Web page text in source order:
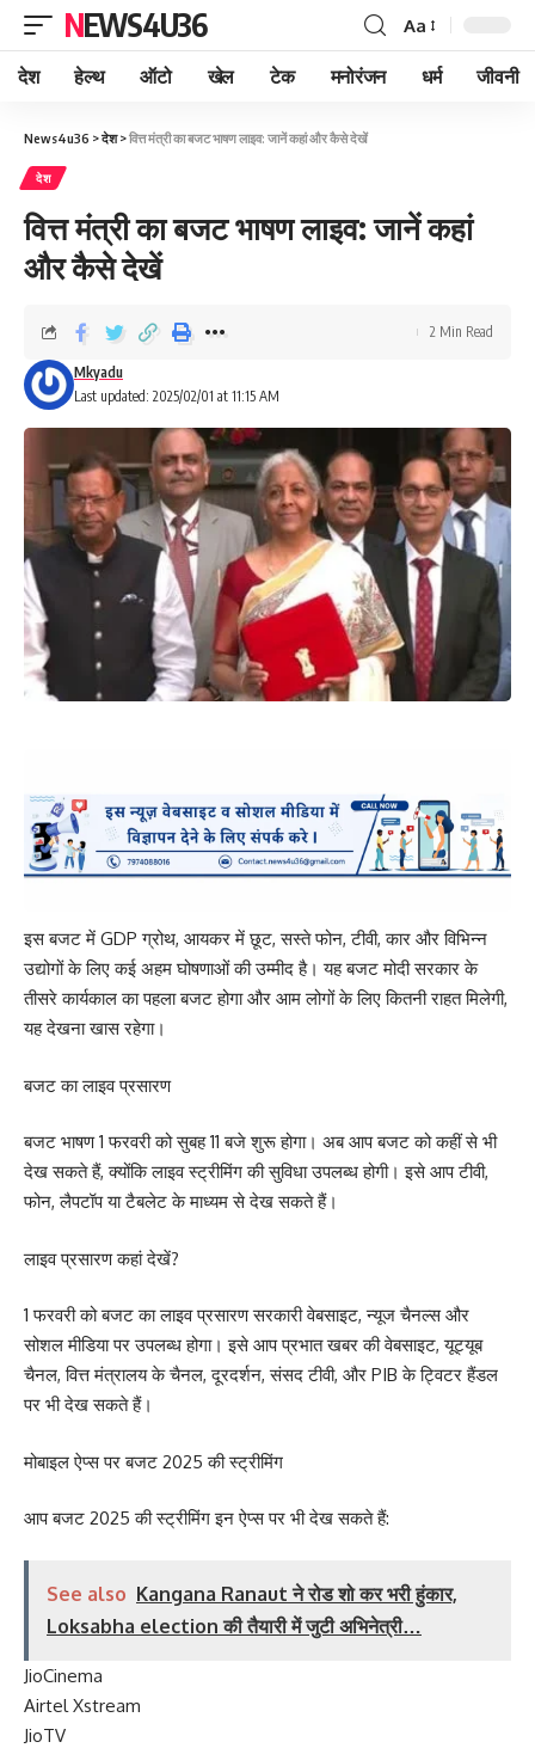
NEWS4U36 Aa
देश हेल्थ ऑटो खेल टेक मनोरंजन धर्म जीवनी
News4u36 >देश>वित्त मंत्री का बजट भाषण लाइव: जानें कहां और कैसे देखें
देश
वित्त मंत्री का बजट भाषण लाइव: जानें कहां
और कैसे देखें
Last updated: 2025/02/01 at 11:15 AM
Mkyadu
2 Min Read
इस बजट में GDP ग्रोथ, आयकर में छूट, सस्ते फोन, टीवी, कार और विभिन्न
उद्योगों के लिए कई अहम घोषणाओं की उम्मीद है। यह बजट मोदी सरकार के
तीसरे कार्यकाल का पहला बजट होगा और आम लोगों के लिए कितनी राहत मिलेगी,
यह देखना खास रहेगा।
बजट का लाइव प्रसारण
बजट भाषण 1 फरवरी को सुबह 11 बजे शुरू होगा। अब आप बजट को कहीं से भी
देख सकते हैं, क्योंकि लाइव स्ट्रीमिंग की सुविधा उपलब्ध होगी। इसे आप टीवी,
फोन, लैपटॉप या टैबलेट के माध्यम से देख सकते हैं।
लाइव प्रसारण कहां देखें?
1 फरवरी को बजट का लाइव प्रसारण सरकारी वेबसाइट, न्यूज चैनल्स और
सोशल मीडिया पर उपलब्ध होगा। इसे आप प्रभात खबर की वेबसाइट, यूट्यूब
चैनल, वित्त मंत्रालय के चैनल, दूरदर्शन, संसद टीवी, और PIB के ट्विटर हैंडल
पर भी देख सकते हैं।
मोबाइल ऐप्स पर बजट 2025 की स्ट्रीमिंग
आप बजट 2025 की स्ट्रीमिंग इन ऐप्स पर भी देख सकते हैं:
See also Kangana Ranaut ने रोड शो कर भरी हुंकार,
Loksabha election की तैयारी में जुटी अभिनेत्री…
JioCinema
Airtel Xstream
JioTV